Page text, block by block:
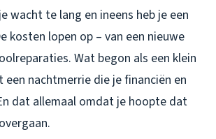
wacht te lang en ineens heb je een
kosten lopen op – van een nieuwe
Wat begon als een klein
nachtmerrie die je financiën en
dat allemaal omdat je hoopte dat